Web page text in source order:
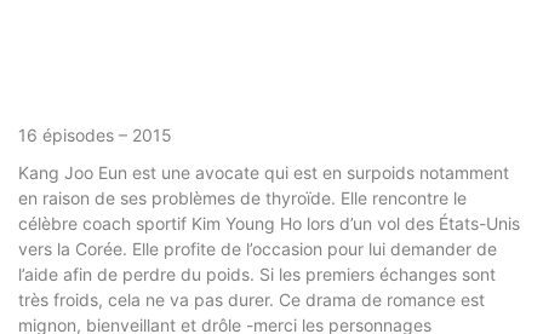
16 épisodes – 2015
Kang Joo Eun est une avocate qui est en surpoids notamment
en raison de ses problèmes de thyroïde. Elle rencontre le
célèbre coach sportif Kim Young Ho lors d’un vol des États-Unis
vers la Corée. Elle profite de l’occasion pour lui demander de
l’aide afin de perdre du poids. Si les premiers échanges sont
très froids, cela ne va pas durer. Ce drama de romance est
mignon, bienveillant et drôle -merci les personnages